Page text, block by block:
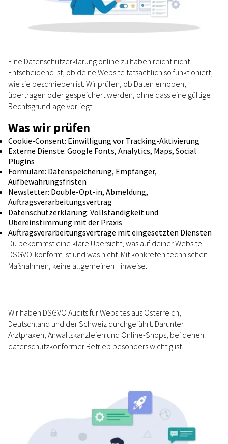
Eine Datenschutzerklärung online zu haben reicht nicht.
Entscheidend ist, ob deine Website tatsächlich so funktioniert,
wie sie beschrieben ist. Wir prüfen, ob Daten erhoben,
übertragen oder gespeichert werden, ohne dass eine gültige
Rechtsgrundlage vorliegt.
Was wir prüfen
Cookie-Consent: Einwilligung vor Tracking-Aktivierung
Externe Dienste: Google Fonts, Analytics, Maps, Social
Plugins
Formulare: Datenspeicherung, Empfänger,
Aufbewahrungsfristen
Newsletter: Double-Opt-in, Abmeldung,
Auftragsverarbeitungsvertrag
Datenschutzerklärung: Vollständigkeit und
Übereinstimmung mit der Praxis
Auftragsverarbeitungsverträge mit eingesetzten Diensten
Du bekommst eine klare Übersicht, was auf deiner Website
DSGVO-konform ist und was nicht. Mit konkreten technischen
Maßnahmen, keine allgemeinen Hinweise.
Wir haben DSGVO Audits für Websites aus Österreich,
Deutschland und der Schweiz durchgeführt. Darunter
Arztpraxen, Anwaltskanzleien und Online-Shops, bei denen
datenschutzkonformer Betrieb besonders wichtig ist.